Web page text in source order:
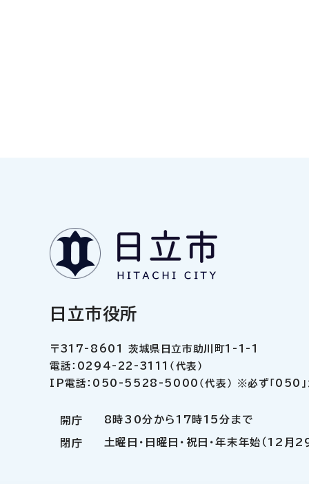
日立市役所
〒317-8601 茨城県日立市助川町1-1-1
電話：0294-22-3111（代表）
IP電話：050-5528-5000（代表） ※必ず「050」か
開庁 8時30分から17時15分まで
閉庁 土曜日・日曜日・祝日・年末年始（12